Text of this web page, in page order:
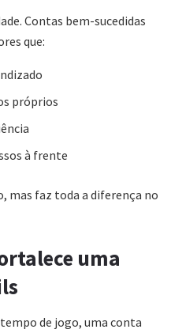
Contas bem-sucedidas
que:
próprios
à frente
mas faz toda a diferença no
uma
de jogo, uma conta